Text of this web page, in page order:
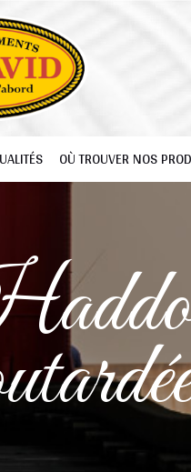
OÙ TROUVER NOS